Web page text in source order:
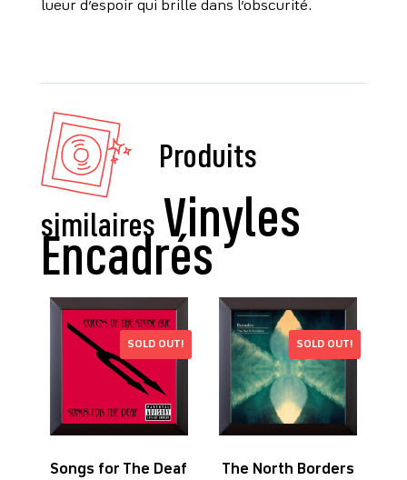
lueur d’espoir qui brille dans l’obscurité.
Produits
similaires
SOLD OUT!
Songs for The Deaf
SOLD OUT!
The North Borders